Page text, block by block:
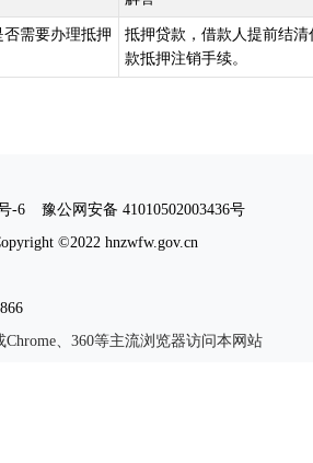
需要办理抵押
抵押贷款，借款人提前结
款抵押注销手续。
-6
豫公网安备 41010502003436号
©2022 hnzwfw.gov.cn
、360等主流浏览器访问本网站